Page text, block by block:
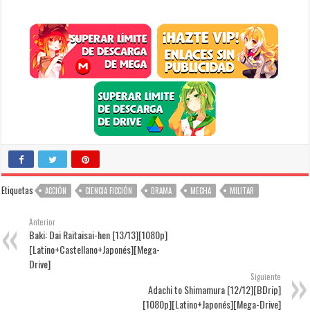
Etiquetas ACCIÓN CIENCIA FICCIÓN DRAMA MECHA MILITAR
Anterior
Baki: Dai Raitaisai-hen [13/13][1080p]
[Latino+Castellano+Japonés][Mega-
Drive]
Siguiente
Adachi to Shimamura [12/12][BDrip]
[1080p][Latino+Japonés][Mega-Drive]